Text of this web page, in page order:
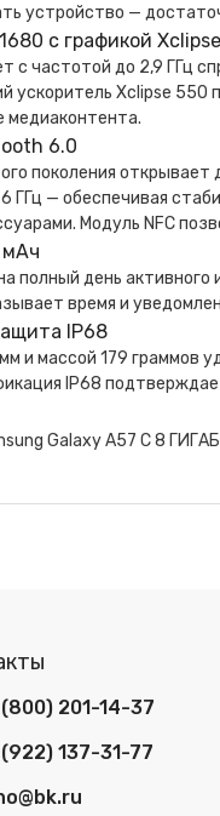
устройство —
с графикой
с частотой до 2,9 ГГц
ускоритель Xclipse 550
медиаконтента.
6.0
поколения
ГГц — обеспечивая
Модуль NFC
мАч
полный день
время и
IP68
и массой 179 граммов
IP68
Galaxy A57 С 8
201-14-37
137-31-77